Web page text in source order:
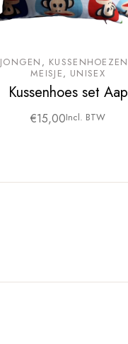
JONGEN
KUSSENHOEZEN
MEISJE
UNISEX
Kussenhoes set Aap
€15,00Incl. BTW